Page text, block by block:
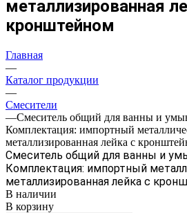
металлизированная
кронштейном
Главная
—
Каталог продукции
—
Смесители
—Смеситель общий для ванны и
Комплектация: импортный
металлизированная лейка с
Смеситель общий для ванны и
Комплектация: импортный
металлизированная лейка с
В наличии
В корзину